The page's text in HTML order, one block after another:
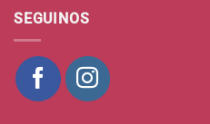
SEGUINOS